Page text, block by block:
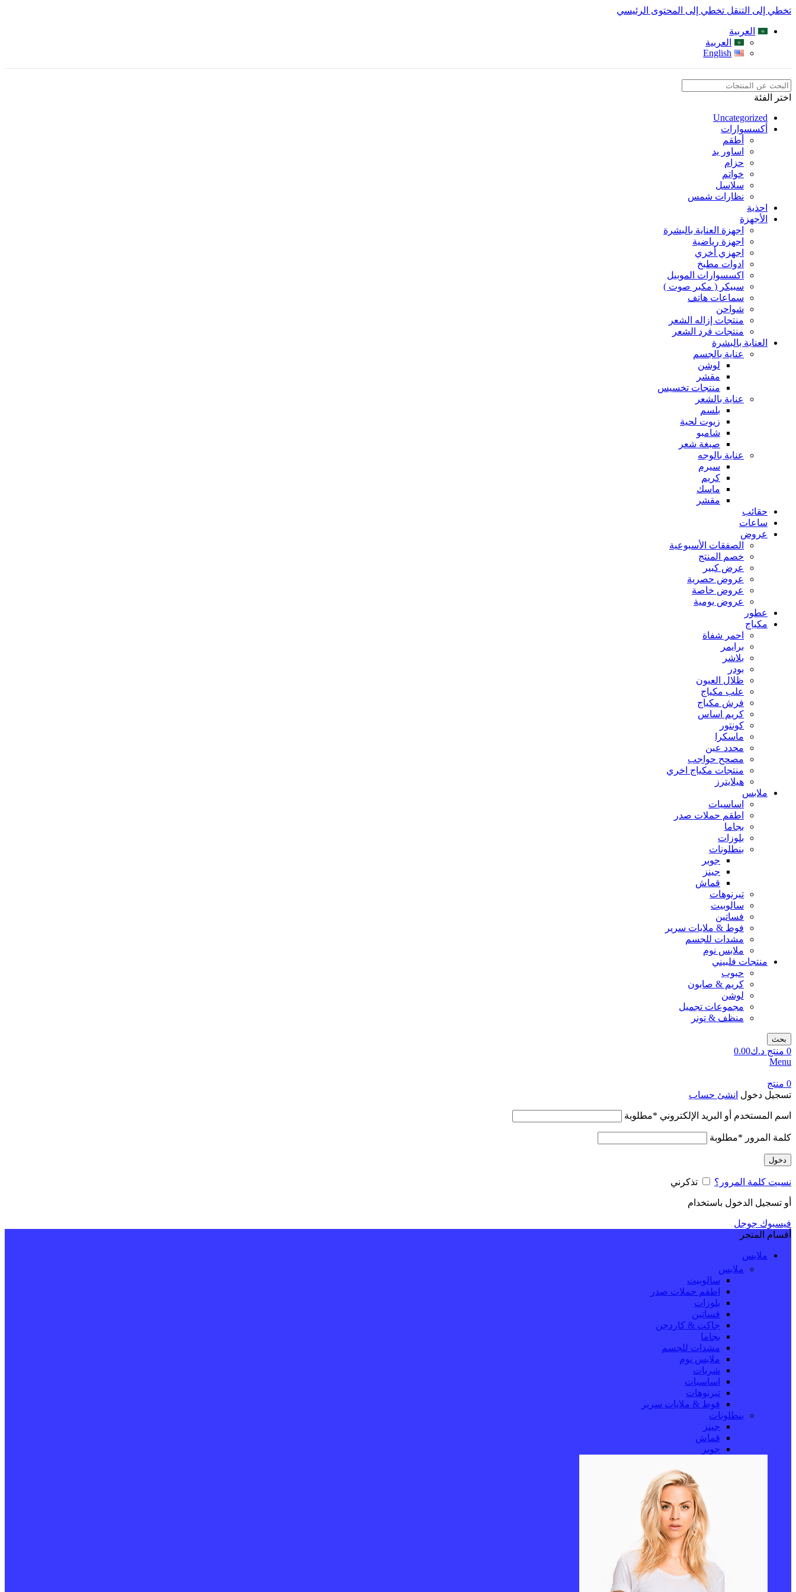
تخطي إلى التنقل تخطي إلى المحتوى الرئيسي
العربية
العربية
English
اختر الفئة
Uncategorized
أكسسوارات
أطقم
اساور يد
حزام
خواتم
سلاسل
نظارات شمس
احذية
الأجهزة
اجهزة العناية بالبشرة
اجهزة رياضية
اجهزي أخري
ادوات مطبخ
اكسسوارات الموبيل
سبيكر ( مكبر صوت )
سماعات هاتف
شواحن
منتجات إزاله الشعر
منتجات فرد الشعر
العناية بالبشرة
عناية بالجسم
لوشن
مقشر
منتجات تخسيس
عناية بالشعر
بلسم
زيوت لحية
شامبو
صبغة شعر
عناية بالوجه
سيرم
كريم
ماسك
مقشر
حقائب
ساعات
عروض
الصفقات الأسبوعية
خصم المنتج
عرض كبير
عروض حصرية
عروض خاصة
عروض يومية
عطور
مكياج
احمر شفاة
برايمر
بلاشر
بودر
ظلال العيون
علب مكياج
فرش مكياج
كريم اساس
كونتور
ماسكرا
محدد عين
مصحح حواجب
منتجات مكياج اخري
هيلايترز
ملابس
اساسيات
اطقم حملات صدر
بجاما
بلوزات
بنطلونات
جوبر
جينز
قماش
تيرنوهات
سالوبيت
فساتين
فوط & ملايات سرير
مشدات للجسم
ملابس نوم
منتجات فلبيني
حبوب
كريم & صابون
لوشن
مجموعات تجميل
منظف & تونر
بحث
0 منتج د.ك0.00
Menu
0 منتج
تسجيل دخول انشئ حساب
اسم المستخدم أو البريد الإلكتروني *مطلوبة
كلمة المرور *مطلوبة
دخول
نسيت كلمة المرور؟ تذكرني
أو تسجيل الدخول باستخدام
فيسبوك جوجل
أقسام المتجر
ملابس
ملابس
سالوبيت
اطقم حملات صدر
بلوزات
فساتين
جاكت & كاردجن
بجاما
مشدات للجسم
ملابس نوم
شربات
اساسيات
تيرنوهات
فوط & ملايات سرير
بنطلونات
جينز
قماش
جوبر